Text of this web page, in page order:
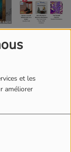
et les
améliorer